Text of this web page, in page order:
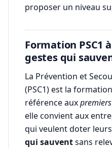
proposer un niveau
Formation PSC1
gestes qui
La Prévention et
(PSC1) est la
référence aux
elle convient aux
qui veulent doter
qui sauventsans